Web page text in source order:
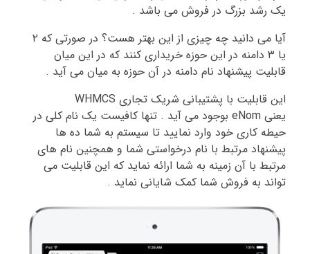
یک رشد بزرگ در فروش می باشد .
آیا می دانید چه چیزی از این بهتر هست؟ در صورتی که ۲
یا ۳ دامنه در این حوزه خریداری کنند که در این میان
قابلیت پیشنهاد نام دامنه در آن حوزه به میان می آید .
این قابلیت با پشتیبانی شریک تجاری WHMCS
یعنی eNom بوجود می آید . تنها کافیست یک نام کلی در
حیطه کاری خود وارد نمایید تا سیستم به شما ده ها
پیشنهاد مرتبط با نام درخواستی شما و همچنین نام های
مرتبط با آن زمینه به شما ارائه نماید که این قابلیت می
تواند به فروش شما کمک شایانی نماید .